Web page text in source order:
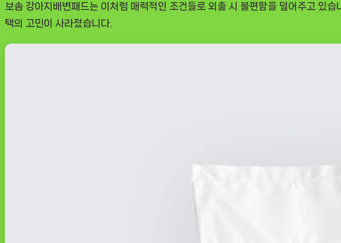
보솜 강아지배변패드는 이처럼 매력적인 조건들로 외출 시 불편함을 덜어주고 있
택의 고민이 사라졌습니다.